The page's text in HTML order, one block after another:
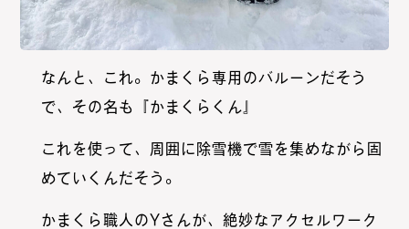
なんと、これ。かまくら専用のバルーンだそう
で、その名も『かまくらくん』
これを使って、周囲に除雪機で雪を集めながら固
めていくんだそう。
かまくら職人のYさんが、絶妙なアクセルワーク